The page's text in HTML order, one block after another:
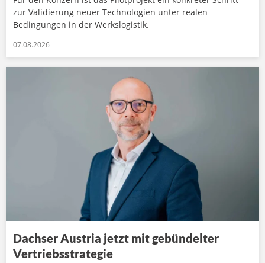
zur Validierung neuer Technologien unter realen
Bedingungen in der Werkslogistik.
07.08.2026
Dachser Austria jetzt mit gebündelter
Vertriebsstrategie